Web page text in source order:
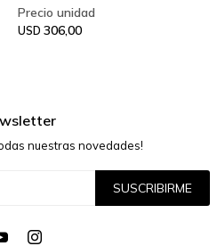
USD 306,00
nuestras novedades!
SUSCRIBIRME
